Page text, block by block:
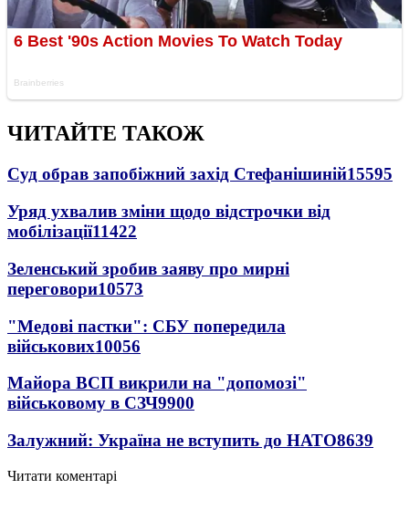
ЧИТАЙТЕ ТАКОЖ
Суд обрав запобіжний захід Стефанішиній15595
Уряд ухвалив зміни щодо відстрочки від
мобілізації11422
Зеленський зробив заяву про мирні
переговори10573
"Медові пастки": СБУ попередила
військових10056
Майора ВСП викрили на "допомозі"
військовому в СЗЧ9900
Залужний: Україна не вступить до НАТО8639
Читати коментарі